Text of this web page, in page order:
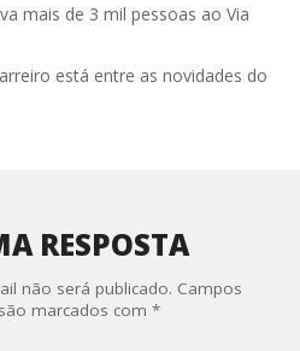
mais de 3 mil pessoas ao Via
está entre as novidades do
RESPOSTA
não será publicado. Campos
marcados com*